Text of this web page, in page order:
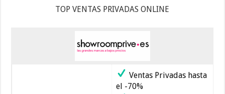
TOP VENTAS PRIVADAS ONLINE
Ventas Privadas hasta
el -70%